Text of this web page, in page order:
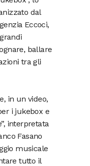
dal
Eccoci,
ballare
tra gli
in un video,
i jukebox e
interpretata
Fasano
musicale
tutto il